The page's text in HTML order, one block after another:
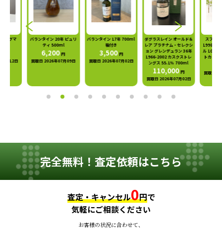
ン 20年 ピュリ
年07月09日
バランタイン 17年 700ml
箱付き
3,500
買取日 2026年07月02日
ダグラスレイン オールド＆
レア プラチナム・セレクシ
ョン グレンデュラン 36年
1966-2002 カスクストレ
ングス 55.1％ 700ml
スプリングバンク 10年
1998-2009 Bar.アーガイ
ル 10周年記念ラベル ポー
トカスク 49.1% 700ml
38,500
買取日 2026年07月01日
完全無料！査定依頼はこちら
査定・キャンセル0円で
気軽にご相談ください
お客様の状況に合わせて、